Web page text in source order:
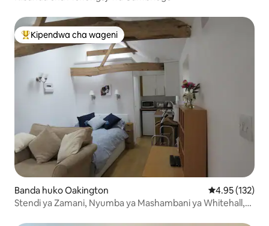
Kipendwa maarufu cha wageni
Kipendwa cha wageni
Banda huko Oakington Ukadiriaji wa
4.95 (132)
Stendi ya Zamani, Nyumba ya Mashambani ya Whitehall,